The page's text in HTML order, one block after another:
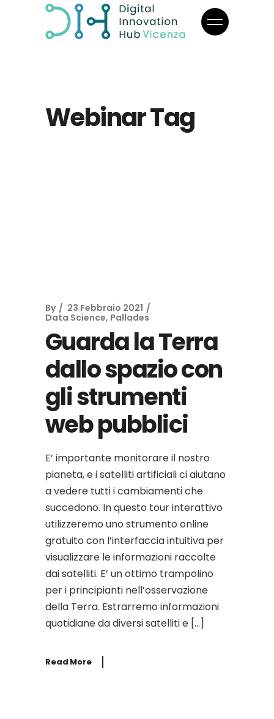
Webinar Tag
By
23 Febbraio 2021
Data Science, Pallades
Guarda la Terra
dallo spazio con
gli strumenti
web pubblici
E’ importante monitorare il nostro
pianeta, e i satelliti artificiali ci aiutano
a vedere tutti i cambiamenti che
succedono. In questo tour interattivo
utilizzeremo uno strumento online
gratuito con l’interfaccia intuitiva per
visualizzare le informazioni raccolte
dai satelliti. E’ un ottimo trampolino
per i principianti nell’osservazione
della Terra. Estrarremo informazioni
quotidiane da diversi satelliti e […]
Read More